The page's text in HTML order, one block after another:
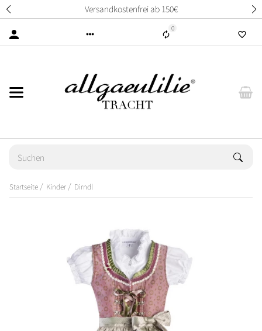
14 Tage unkompliziertes
0
Startseite Kinder Dirndl